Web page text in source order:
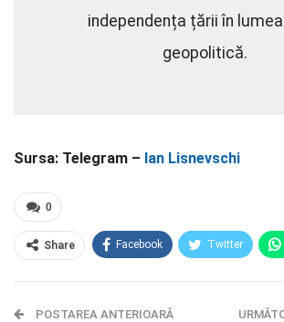
independența țării în
geopolitică.
Sursa: Telegram – Ian Lisnevschi
0
Share Facebook Twitter
Telegram OK.ru
POSTAREA ANTERIOARĂ